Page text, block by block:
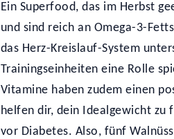
Ein Superfood, das im Herbst
und sind reich an Omega-3-
das Herz-Kreislauf-System
Trainingseinheiten eine Rolle
Vitamine haben zudem einen
helfen dir, dein Idealgewicht zu
vor Diabetes. Also, fünf